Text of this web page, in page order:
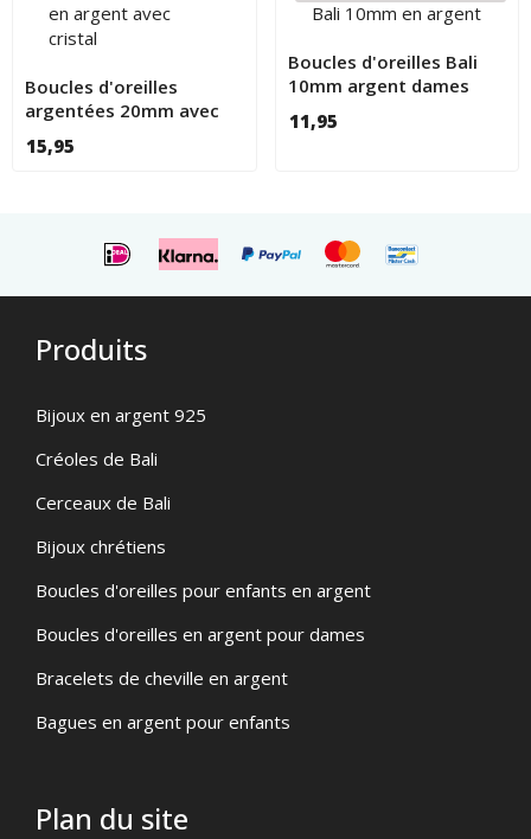
Boucles d'oreilles
argentées 20mm avec
15,95
Boucles d'oreilles Bali
10mm argent dames
11,95
Produits
Bijoux en argent 925
Créoles de Bali
Cerceaux de Bali
Bijoux chrétiens
Boucles d'oreilles pour enfants en argent
Boucles d'oreilles en argent pour dames
Bracelets de cheville en argent
Bagues en argent pour enfants
Plan du site